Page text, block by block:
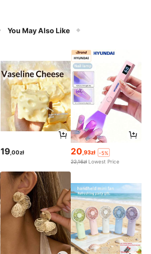
You May Also Like
19,00zł 20 ,93zł
-5%
22,16zł Lowest Price